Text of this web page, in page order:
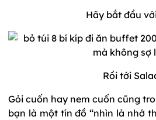
Hãy bắt đầu
Rồi tới
Gỏi cuốn hay nem cuốn cũng
bạn là một tín đồ “nhìn là nhớ